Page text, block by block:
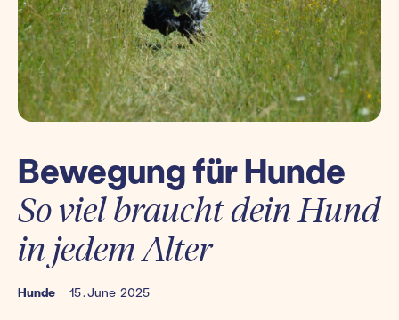
Bewegung für Hunde
So viel braucht dein Hund
in jedem Alter
Hunde 15.June 2025